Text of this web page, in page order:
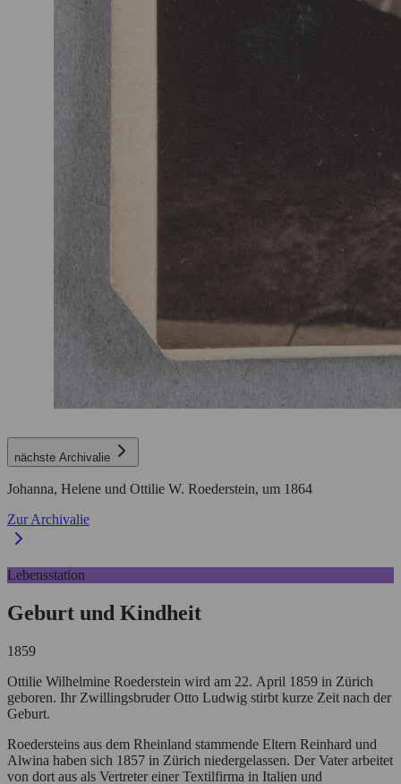
nächste Archivalie
Johanna, Helene und Ottilie W. Roederstein, um 1864
Zur Archivalie
Lebensstation
Geburt und Kindheit
1859
Ottilie Wilhelmine Roederstein wird am 22. April 1859 in Zürich
geboren. Ihr Zwillingsbruder Otto Ludwig stirbt kurze Zeit nach der
Geburt.
Roedersteins aus dem Rheinland stammende Eltern Reinhard und
Alwina haben sich 1857 in Zürich niedergelassen. Der Vater arbeitet
von dort aus als Vertreter einer Textilfirma in Italien und